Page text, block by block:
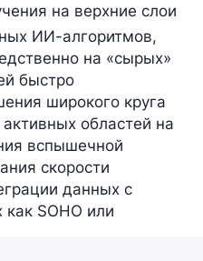
на верхние слои
ИИ-алгоритмов,
на «сырых»
быстро
широкого круга
областей на
вспышечной
скорости
данных с
как SOHO или